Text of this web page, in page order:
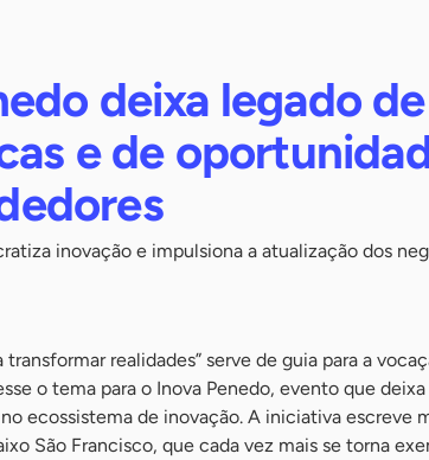
deixa legado
e de
inovação e impulsiona a atualização dos
transformar realidades” serve de guia para a
o tema para o Inova Penedo, evento que
ecossistema de inovação. A iniciativa escreve
São Francisco, que cada vez mais se torna